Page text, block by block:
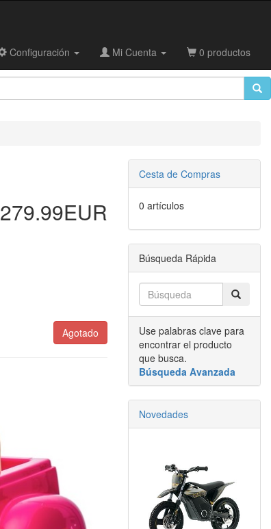
Configuración Mi Cuenta 0 productos
279.99EUR
Agotado
Cesta de Compras
0 artículos
Búsqueda Rápida
Use palabras clave para
encontrar el producto
que busca.
Búsqueda Avanzada
Novedades